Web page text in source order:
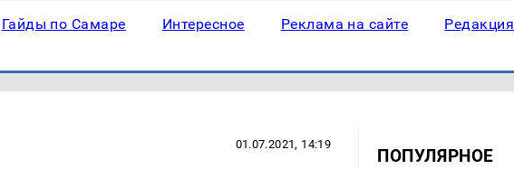
Гайды по Самаре Интересное Реклама на сайте Редакция
01.07.2021, 14:19
ПОПУЛЯРНОЕ